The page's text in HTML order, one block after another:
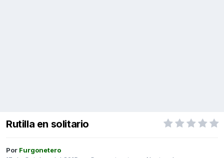
Rutilla en solitario
Por Furgonetero